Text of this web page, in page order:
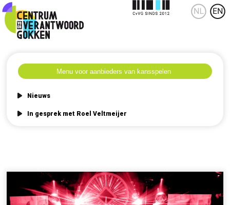
Nieuws
In gesprek met Roel Veltmeijer